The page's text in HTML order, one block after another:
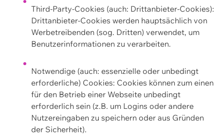
Third-Party-Cookies (auch: Drittanbieter-Cookies):
Drittanbieter-Cookies werden hauptsächlich von
Werbetreibenden (sog. Dritten) verwendet, um
Benutzerinformationen zu verarbeiten.
Notwendige (auch: essenzielle oder unbedingt
erforderliche) Cookies: Cookies können zum einen
für den Betrieb einer Webseite unbedingt
erforderlich sein (z.B. um Logins oder andere
Nutzereingaben zu speichern oder aus Gründen
der Sicherheit).